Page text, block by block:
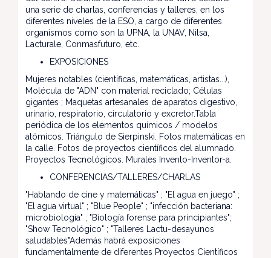
una serie de charlas, conferencias y talleres, en los
diferentes niveles de la ESO, a cargo de diferentes
organismos como son la UPNA, la UNAV, Nilsa,
Lacturale, Conmasfuturo, etc.
EXPOSICIONES
Mujeres notables (científicas, matemáticas, artistas...),
Molécula de "ADN" con material reciclado; Células
gigantes ; Maquetas artesanales de aparatos digestivo,
urinario, respiratorio, circulatorio y excretor.Tabla
periódica de los elementos químicos / modelos
atómicos. Triángulo de Sierpinski. Fotos matemáticas en
la calle. Fotos de proyectos científicos del alumnado.
Proyectos Tecnológicos. Murales Invento-Inventor-a.
CONFERENCIAS/TALLERES/CHARLAS
"Hablando de cine y matemáticas" ; "El agua en juego" ;
"El agua virtual" ; "Blue People" ; "infección bacteriana:
microbiología" ; "Biología forense para principiantes";
"Show Tecnológico" ; "Talleres Lactu-desayunos
saludables"Además habrá exposiciones
fundamentalmente de diferentes Proyectos Científicos